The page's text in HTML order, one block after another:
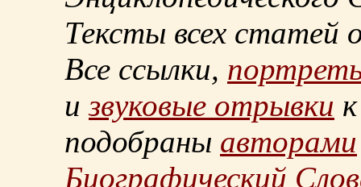
Тексты всех статей
Все ссылки,
извуковые отрывки
подобраны авторами
Биографический